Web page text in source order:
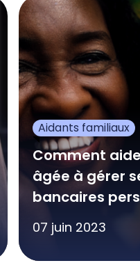
Aidants familiaux
Comment
âgée à gérer
bancaires
07 juin 2023